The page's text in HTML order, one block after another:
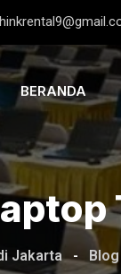
BERANDA
Jakarta - Blog